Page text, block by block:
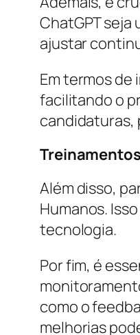
ChatGPT seja
ajustar
Em termos de
facilitando o
candidaturas,
Além disso,
Humanos.
tecnologia.
Por fim, é
como o
melhorias